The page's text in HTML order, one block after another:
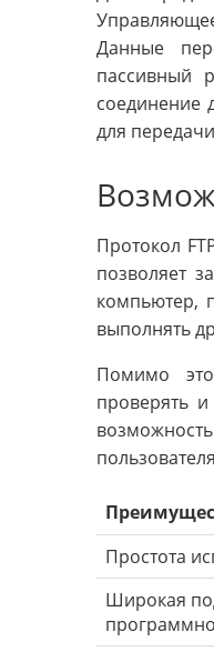
Данные
пассивный
соединение
для
Протокол
позволяет
компьютер,
выполнять
Помимо
проверять
Простота
Широкая